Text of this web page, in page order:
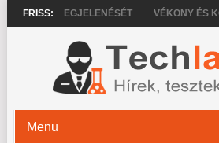
FRISS:
PRO MEGJELENÉSÉT VÉKONY ÉS
Menu